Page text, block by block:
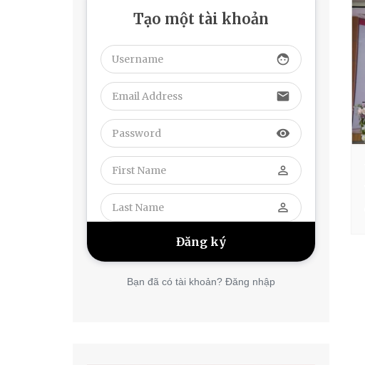
Tạo một tài khoản
face
email
visibility
perm_identity
perm_identity
Bạn đã có tài khoản? Đăng nhập